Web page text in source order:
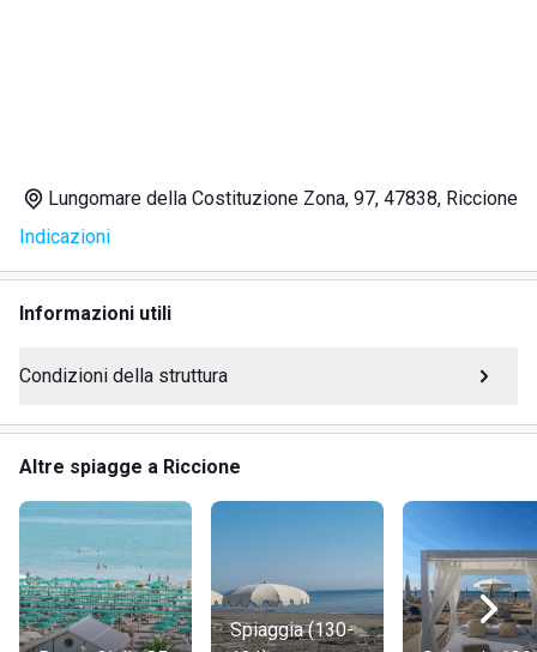
WiFi gratuito
Animazione giornaliera
Area giochi
Cabine private
Noleggio canoe e pedalò
Massaggio Shiatsu
Nursery
Corsi di Piadina Romagnola
Cassette di sicurezza
DOVE SI TROVA LA SPIAGGIA DELLE DONNE 97
Lungomare della Costituzione Zona, 97, 47838, Riccione
Indicazioni
Informazioni utili
Condizioni della struttura
Altre spiagge a Riccione
Spiaggia (130-